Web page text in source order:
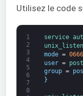
Utilisez le code
1
2
3
4
5
6
7
8
service
mode = 0666
user =
group =
}